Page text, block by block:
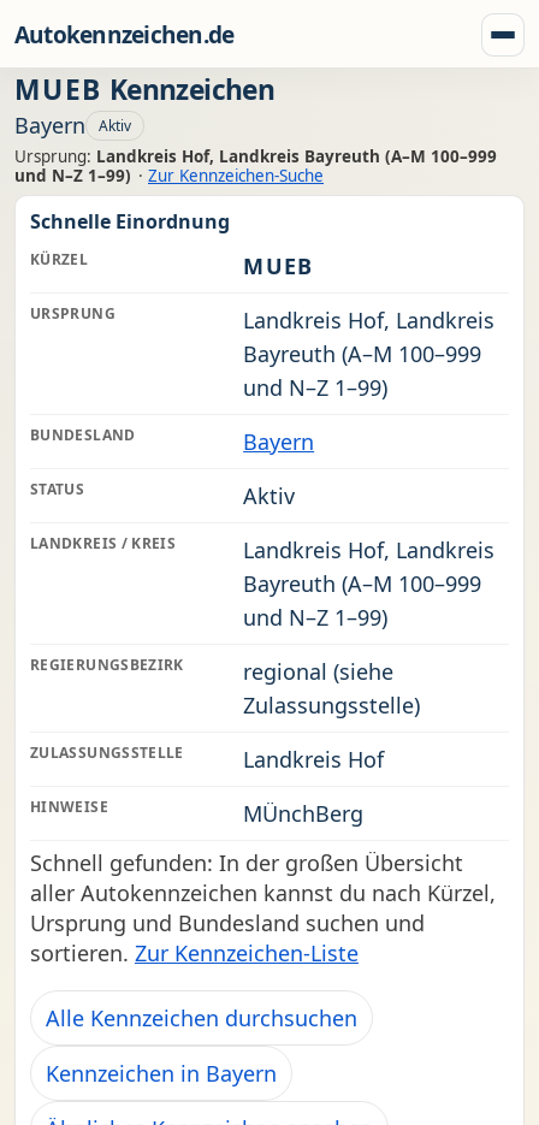
Autokennzeichen.de
MUEB Kennzeichen
Bayern Aktiv
Ursprung: Landkreis Hof, Landkreis Bayreuth (A–M 100–999
und N–Z 1–99) · Zur Kennzeichen-Suche
Schnelle Einordnung
KÜRZEL MUEB
URSPRUNG
Landkreis Hof, Landkreis
Bayreuth (A–M 100–999
und N–Z 1–99)
BUNDESLAND Bayern
STATUS Aktiv
LANDKREIS / KREIS
Landkreis Hof, Landkreis
Bayreuth (A–M 100–999
und N–Z 1–99)
REGIERUNGSBEZIRK
regional (siehe
Zulassungsstelle)
ZULASSUNGSSTELLE Landkreis Hof
HINWEISE
MÜnchBerg
Schnell gefunden: In der großen Übersicht
aller Autokennzeichen kannst du nach Kürzel,
Ursprung und Bundesland suchen und
sortieren. Zur Kennzeichen-Liste
Alle Kennzeichen durchsuchen
Kennzeichen in Bayern